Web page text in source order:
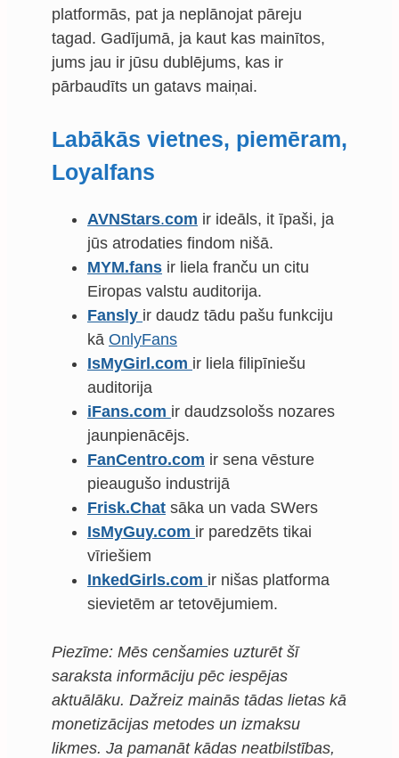
platformās, pat ja neplānojat pāreju
tagad. Gadījumā, ja kaut kas mainītos,
jums jau ir jūsu dublējums, kas ir
pārbaudīts un gatavs maiņai.
Labākās vietnes, piemēram,
Loyalfans
AVNStars.com ir ideāls, it īpaši, ja
jūs atrodaties findom nišā.
MYM.fans ir liela franču un citu
Eiropas valstu auditorija.
Fansly ir daudz tādu pašu funkciju
kā OnlyFans
IsMyGirl.com ir liela filipīniešu
auditorija
iFans.com ir daudzsološs nozares
jaunpienācējs.
FanCentro.com ir sena vēsture
pieaugušo industrijā
Frisk.Chat sāka un vada SWers
IsMyGuy.com ir paredzēts tikai
vīriešiem
InkedGirls.com ir nišas platforma
sievietēm ar tetovējumiem.
Piezīme: Mēs cenšamies uzturēt šī
saraksta informāciju pēc iespējas
aktuālāku. Dažreiz mainās tādas lietas kā
monetizācijas metodes un izmaksu
likmes. Ja pamanāt kādas neatbilstības,